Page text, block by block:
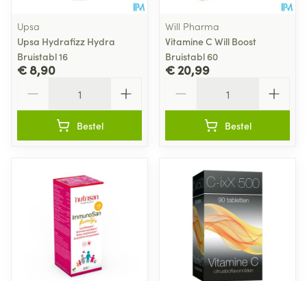
Upsa
Upsa Hydrafizz Hydra
Bruistabl 16
€ 8,90
Bestel
Will Pharma
Vitamine C Will Boost
Bruistabl 60
€ 20,99
Bestel